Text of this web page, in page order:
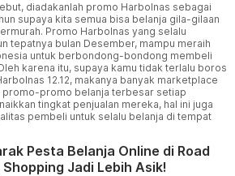
diadakanlah promo Harbolnas sebagai
supaya kita semua bisa belanja gila-gilaan
Promo Harbolnas yang selalu
tepatnya bulan Desember, mampu meraih
untuk berbondong-bondong membeli
karena itu, supaya kamu tidak terlalu boros
12.12, makanya banyak marketplace
promo-promo belanja terbesar setiap
tingkat penjualan mereka, hal ini juga
pembeli untuk selalu belanja di tempat
Pesta Belanja Online di Road
Shopping Jadi Lebih Asik!